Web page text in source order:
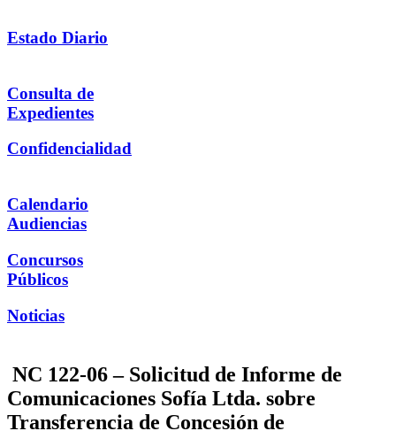
Estado Diario
Consulta de
Expedientes
Confidencialidad
Calendario
Audiencias
Concursos
Públicos
Noticias
NC 122-06 – Solicitud de Informe de
Comunicaciones Sofía Ltda. sobre
Transferencia de Concesión de